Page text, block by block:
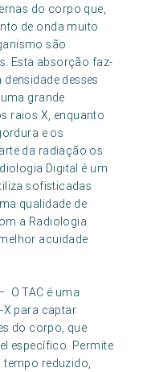
do corpo que,
de onda muito
são
Esta absorção faz-
desses
grande
raios X, enquanto
e os
da radiação os
Digital é um
sofisticadas
qualidade de
a Radiologia
acuidade
O TAC é uma
X para captar
do corpo, que
específico. Permite
reduzido,